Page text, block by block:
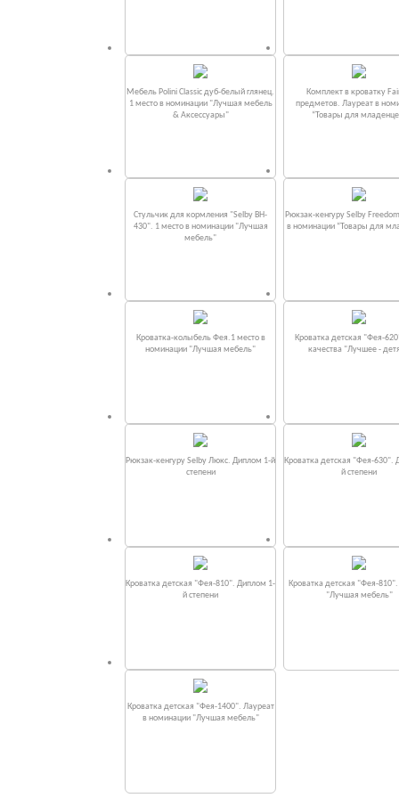
Мебель Polini Classic дуб-белый глянец.
1 место в номинации "Лучшая мебель
& Аксессуары"
Комплект в кроватку
предметов. Лауреат в
“Товары для
Стульчик для кормления "Selby BH-
430". 1 место в номинации "Лучшая
мебель"
Рюкзак-кенгуру Selby
в номинации “Товары для
Кроватка-колыбель Фея.1 место в
номинации "Лучшая мебель"
Кроватка детская "Фея-
качества "Лучшее -
Рюкзак-кенгуру Selby Люкс. Диплом 1-й
степени
Кроватка детская "Фея-630".
й степени
Кроватка детская "Фея-810". Диплом 1-
й степени
Кроватка детская "Фея-
"Лучшая мебель"
Кроватка детская "Фея-1400". Лауреат
в номинации "Лучшая мебель"